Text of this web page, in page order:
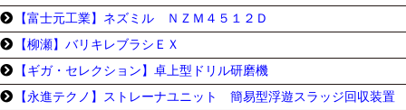
【富士元工業】ネズミル ＮＺＭ４５１２Ｄ
【柳瀬】バリキレブラシＥＸ
【ギガ・セレクション】卓上型ドリル研磨機
【永進テクノ】ストレーナユニット 簡易型浮遊スラッジ回収装置